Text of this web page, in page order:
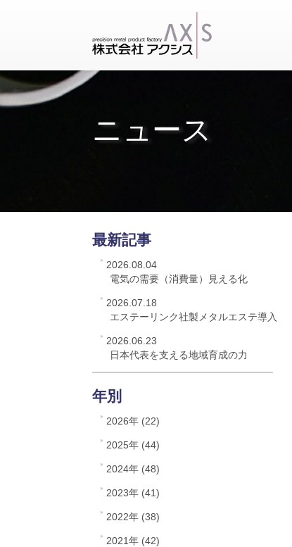
ニュース
最新記事
2026.08.04
電気の需要（消費量）見える化
2026.07.18
エステーリンク社製メタルエステ導入
2026.06.23
日本代表を支える地域育成の力
年別
2026年 (22)
2025年 (44)
2024年 (48)
2023年 (41)
2022年 (38)
2021年 (42)